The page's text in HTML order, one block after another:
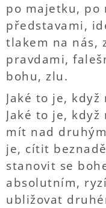
po majetku, po
představami,
tlakem na nás,
pravdami,
bohu, zlu.
Jaké to je,
Jaké to je,
mít nad
je, cítit
stanovit se
absolutním,
ubližovat